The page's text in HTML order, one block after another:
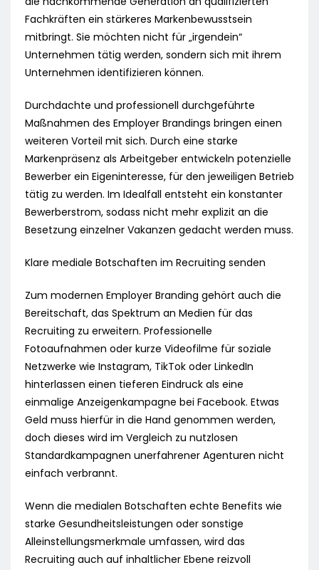
Fachkräften ein stärkeres Markenbewusstsein
mitbringt. Sie möchten nicht für „irgendein“
Unternehmen tätig werden, sondern sich mit ihrem
Unternehmen identifizieren können.
Durchdachte und professionell durchgeführte
Maßnahmen des Employer Brandings bringen einen
weiteren Vorteil mit sich. Durch eine starke
Markenpräsenz als Arbeitgeber entwickeln potenzielle
Bewerber ein Eigeninteresse, für den jeweiligen Betrieb
tätig zu werden. Im Idealfall entsteht ein konstanter
Bewerberstrom, sodass nicht mehr explizit an die
Besetzung einzelner Vakanzen gedacht werden muss.
Klare mediale Botschaften im Recruiting senden
Zum modernen Employer Branding gehört auch die
Bereitschaft, das Spektrum an Medien für das
Recruiting zu erweitern. Professionelle
Fotoaufnahmen oder kurze Videofilme für soziale
Netzwerke wie Instagram, TikTok oder LinkedIn
hinterlassen einen tieferen Eindruck als eine
einmalige Anzeigenkampagne bei Facebook. Etwas
Geld muss hierfür in die Hand genommen werden,
doch dieses wird im Vergleich zu nutzlosen
Standardkampagnen unerfahrener Agenturen nicht
einfach verbrannt.
Wenn die medialen Botschaften echte Benefits wie
starke Gesundheitsleistungen oder sonstige
Alleinstellungsmerkmale umfassen, wird das
Recruiting auch auf inhaltlicher Ebene reizvoll